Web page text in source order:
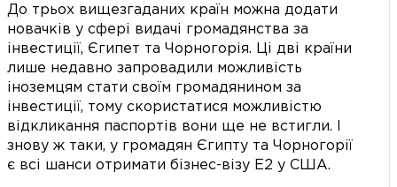
До трьох вищезгаданих країн можна додати
новачків у сфері видачі громадянства за
інвестиції, Єгипет та Чорногорія. Ці дві країни
лише недавно запровадили можливість
іноземцям стати своїм громадянином за
інвестиції, тому скористатися можливістю
відкликання паспортів вони ще не встигли. І
знову ж таки, у громадян Єгипту та Чорногорії
є всі шанси отримати бізнес-візу Е2 у США.